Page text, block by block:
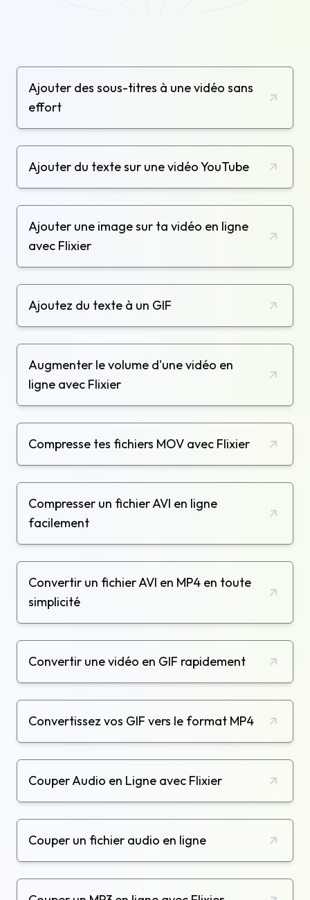
Ajouter des sous-titres à une vidéo sans
effort
Ajouter du texte sur une vidéo YouTube
Ajouter une image sur ta vidéo en ligne
avec Flixier
Ajoutez du texte à un GIF
Augmenter le volume d'une vidéo en
ligne avec Flixier
Compresse tes fichiers MOV avec Flixier
Compresser un fichier AVI en ligne
facilement
Convertir un fichier AVI en MP4 en toute
simplicité
Convertir une vidéo en GIF rapidement
Convertissez vos GIF vers le format MP4
Couper Audio en Ligne avec Flixier
Couper un fichier audio en ligne